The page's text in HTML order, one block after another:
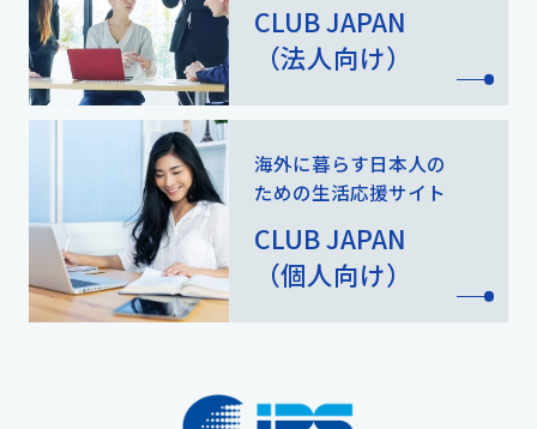
CLUB JAPAN
（法人向け）
海外に暮らす日本人の
ための生活応援サイト
CLUB JAPAN
（個人向け）